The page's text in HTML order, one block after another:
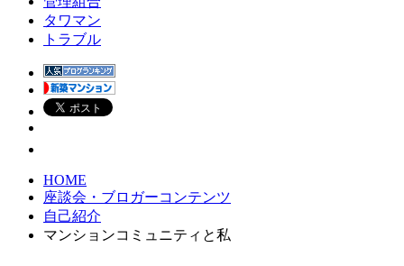
タワマン
トラブル
HOME
座談会・ブロガーコンテンツ
自己紹介
マンションコミュニティと私